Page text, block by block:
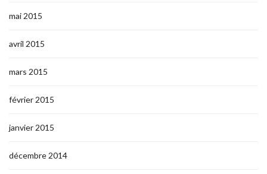
mai 2015
avril 2015
mars 2015
février 2015
janvier 2015
décembre 2014